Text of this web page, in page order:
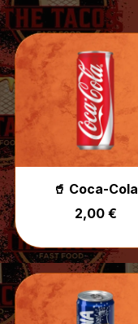
🥤 Coca-Cola
2,00 €